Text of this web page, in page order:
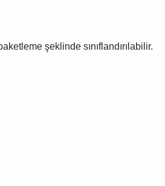
şeklinde sınıflandırılabilir.